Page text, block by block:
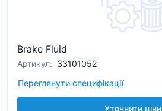
Brake Fluid
Артикул: 33101052
Переглянути специфікації
Уточнити ціни